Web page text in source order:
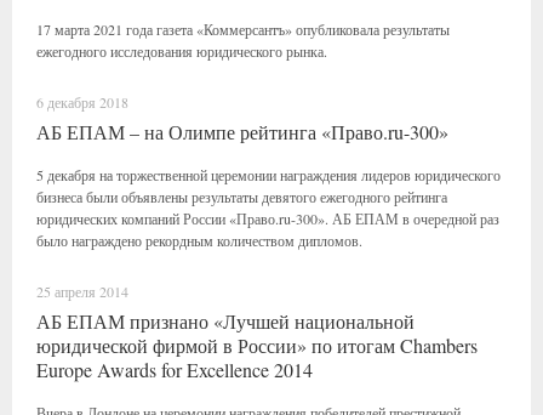
17 марта 2021 года газета «Коммерсантъ» опубликовала результаты
ежегодного исследования юридического рынка.
6 декабря 2018
АБ ЕПАМ – на Олимпе рейтинга «Право.ru-300»
5 декабря на торжественной церемонии награждения лидеров юридического
бизнеса были объявлены результаты девятого ежегодного рейтинга
юридических компаний России «Право.ru-300». АБ ЕПАМ в очередной раз
было награждено рекордным количеством дипломов.
25 апреля 2014
АБ ЕПАМ признано «Лучшей национальной
юридической фирмой в России» по итогам Chambers
Europe Awards for Excellence 2014